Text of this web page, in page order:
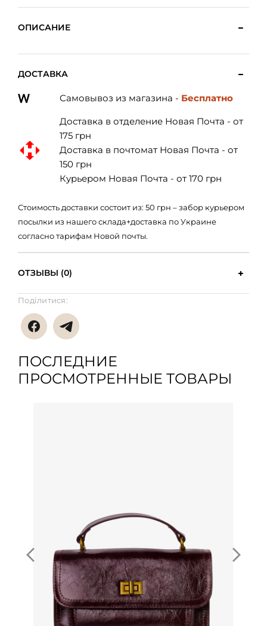
ОПИСАНИЕ
ДОСТАВКА
Самовывоз из магазина - Бесплатно
Доставка в отделение Новая Почта - от
175 грн
Доставка в почтомат Новая Почта - от
150 грн
Курьером Новая Почта - от 170 грн
Стоимость доставки состоит из: 50 грн – забор курьером
посылки из нашего склада+доставка по Украине
согласно тарифам Новой почты.
ОТЗЫВЫ (0)
Поділитися:
ПОСЛЕДНИЕ
ПРОСМОТРЕННЫЕ ТОВАРЫ